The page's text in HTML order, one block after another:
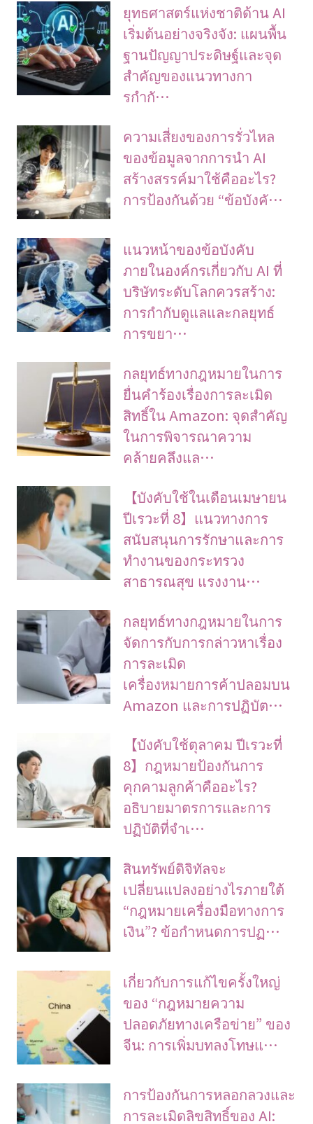
ยุทธศาสตร์แห่งชาติด้าน AI
เริ่มต้นอย่างจริงจัง: แผนพื้น
ฐานปัญญาประดิษฐ์และจุด
สำคัญของแนวทางกา
รกำกั…
ความเสี่ยงของการรั่วไหล
ของข้อมูลจากการนำ AI
สร้างสรรค์มาใช้คืออะไร?
การป้องกันด้วย “ข้อบังคั…
แนวหน้าของข้อบังคับ
ภายในองค์กรเกี่ยวกับ AI ที่
บริษัทระดับโลกควรสร้าง:
การกำกับดูแลและกลยุทธ์
การขยา…
กลยุทธ์ทางกฎหมายในการ
ยื่นคำร้องเรื่องการละเมิด
สิทธิ์ใน Amazon: จุดสำคัญ
ในการพิจารณาความ
คล้ายคลึงแล…
【บังคับใช้ในเดือนเมษายน
ปีเรวะที่ 8】แนวทางการ
สนับสนุนการรักษาและการ
ทำงานของกระทรวง
สาธารณสุข แรงงาน…
กลยุทธ์ทางกฎหมายในการ
จัดการกับการกล่าวหาเรื่อง
การละเมิด
เครื่องหมายการค้าปลอมบน
Amazon และการปฏิบัต…
【บังคับใช้ตุลาคม ปีเรวะที่
8】กฎหมายป้องกันการ
คุกคามลูกค้าคืออะไร?
อธิบายมาตรการและการ
ปฏิบัติที่จำเ…
สินทรัพย์ดิจิทัลจะ
เปลี่ยนแปลงอย่างไรภายใต้
“กฎหมายเครื่องมือทางการ
เงิน”? ข้อกำหนดการปฏ…
เกี่ยวกับการแก้ไขครั้งใหญ่
ของ “กฎหมายความ
ปลอดภัยทางเครือข่าย” ของ
จีน: การเพิ่มบทลงโทษแ…
การป้องกันการหลอกลวงและ
การละเมิดลิขสิทธิ์ของ AI: